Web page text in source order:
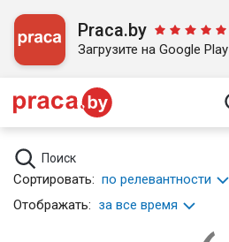
Praca.by
Загрузите на Google Play
Поиск
Сортировать: по релевантности
Отображать: за все время